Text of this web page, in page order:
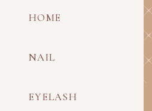
HOME
NAIL
EYELASH